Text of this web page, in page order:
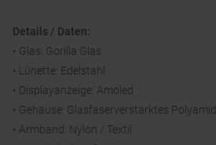
Details / Daten:
• Glas: Gorilla Glas
• Lünette: Edelstahl
• Displayanzeige: Amoled
• Gehäuse: Glasfaserverstärktes Polyamid
• Armband: Nylon / Textil